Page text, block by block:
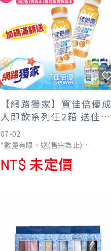
【網路獨家】買佳倍優成
人即飲系列任2箱 送佳倍
優元氣高鈣-原味10罐
07-02
*數量有限，送(售完為止)
*贈品依實物為主/不累贈
NT$ 未定價